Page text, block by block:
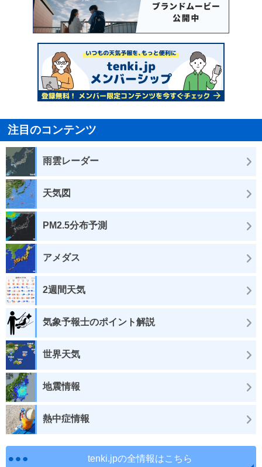
注目のコンテンツ
雨雲レーダー
天気図
PM2.5分布予測
アメダス
2週間天気
気象予報士のポイント解説
世界天気
地震情報
熱中症情報
tenki.jpの全情報はこちら